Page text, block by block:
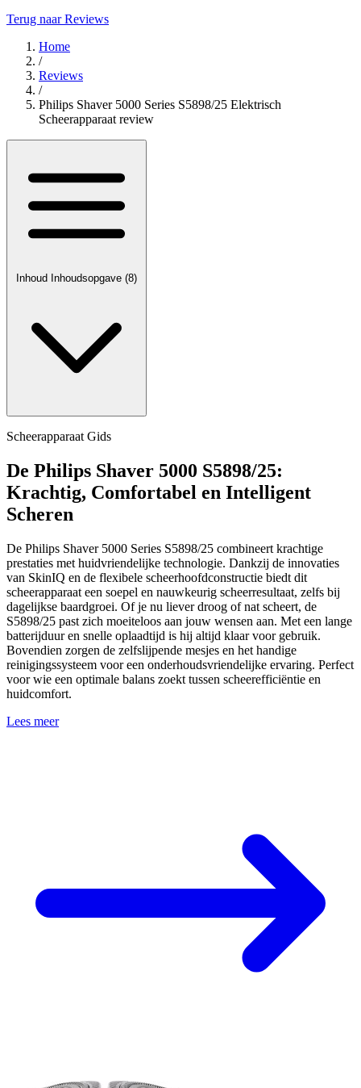
Terug naar Reviews
Home
/
Reviews
/
Philips Shaver 5000 Series S5898/25 Elektrisch
Scheerapparaat review
Inhoud Inhoudsopgave (8)
Scheerapparaat Gids
De Philips Shaver 5000 S5898/25:
Krachtig, Comfortabel en Intelligent
Scheren
De Philips Shaver 5000 Series S5898/25 combineert krachtige
prestaties met huidvriendelijke technologie. Dankzij de innovaties
van SkinIQ en de flexibele scheerhoofdconstructie biedt dit
scheerapparaat een soepel en nauwkeurig scheerresultaat, zelfs bij
dagelijkse baardgroei. Of je nu liever droog of nat scheert, de
S5898/25 past zich moeiteloos aan jouw wensen aan. Met een lange
batterijduur en snelle oplaadtijd is hij altijd klaar voor gebruik.
Bovendien zorgen de zelfslijpende mesjes en het handige
reinigingssysteem voor een onderhoudsvriendelijke ervaring. Perfect
voor wie een optimale balans zoekt tussen scheerefficiëntie en
huidcomfort.
Lees meer